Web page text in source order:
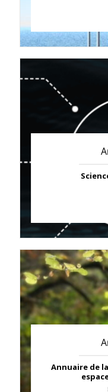
Annuaire de